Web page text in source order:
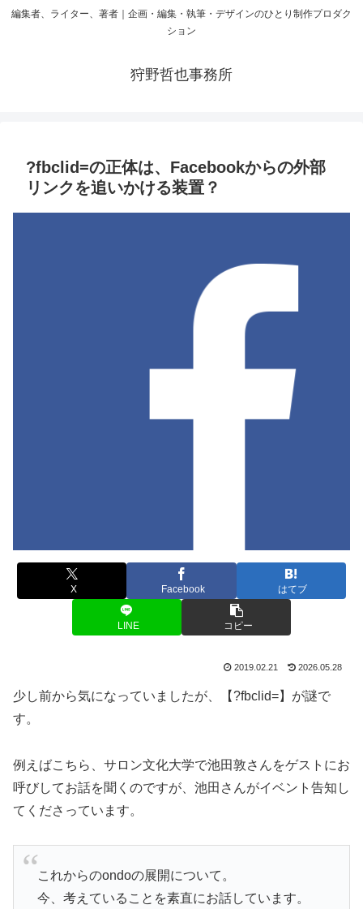
編集者、ライター、著者｜企画・編集・執筆・デザインのひとり制作プロダク
ション
狩野哲也事務所
?fbclid=の正体は、Facebookからの外部
リンクを追いかける装置？
X Facebook はてブ
LINE コピー
2019.02.21 2026.05.28
少し前から気になっていましたが、【?fbclid=】が謎で
す。
例えばこちら、サロン文化大学で池田敦さんをゲストにお
呼びしてお話を聞くのですが、池田さんがイベント告知し
てくださっています。
これからのondoの展開について。
今、考えていることを素直にお話しています。